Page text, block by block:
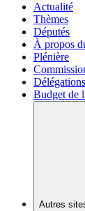
Actualité
Thèmes
Députés
À propos
Plénière
Délégations
Budget de
Autres